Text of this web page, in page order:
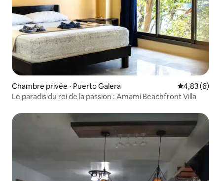
Chambre privée ⋅ Puerto Galera Évaluation
4,83 (6)
Le paradis du roi de la passion : Amami Beachfront Villa